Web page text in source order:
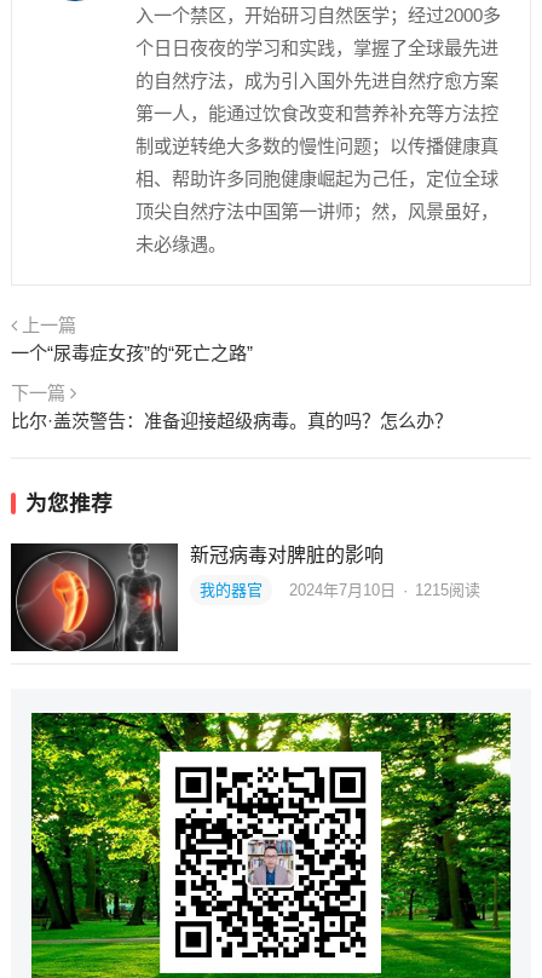
入一个禁区，开始研习自然医学；经过2000多
个日日夜夜的学习和实践，掌握了全球最先进
的自然疗法，成为引入国外先进自然疗愈方案
第一人，能通过饮食改变和营养补充等方法控
制或逆转绝大多数的慢性问题；以传播健康真
相、帮助许多同胞健康崛起为己任，定位全球
顶尖自然疗法中国第一讲师；然，风景虽好，
未必缘遇。
上一篇
一个“尿毒症女孩”的“死亡之路”
下一篇
比尔·盖茨警告：准备迎接超级病毒。真的吗？怎么办？
为您推荐
新冠病毒对脾脏的影响
我的器官 2024年7月10日 · 1215阅读